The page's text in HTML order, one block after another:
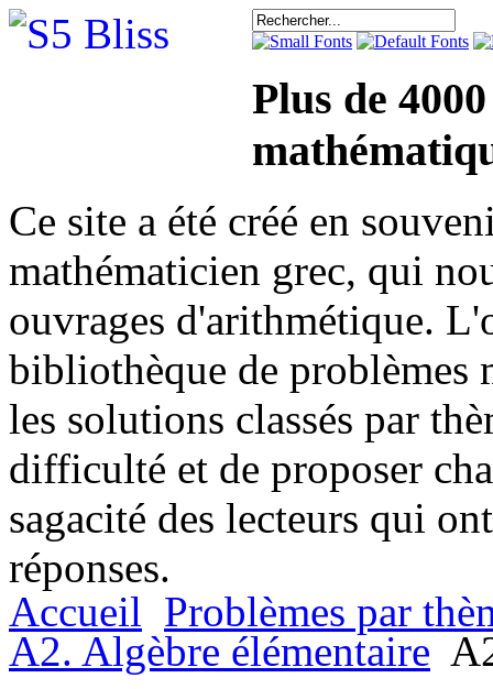
Plus de
Ce site a été créé en
mathématicien grec, qui
ouvrages d'arithmétique.
bibliothèque de problèmes
les solutions classés par
difficulté et de proposer
sagacité des lecteurs qui
réponses.
Accueil Problèmes par
A2. Algèbre élémentaire